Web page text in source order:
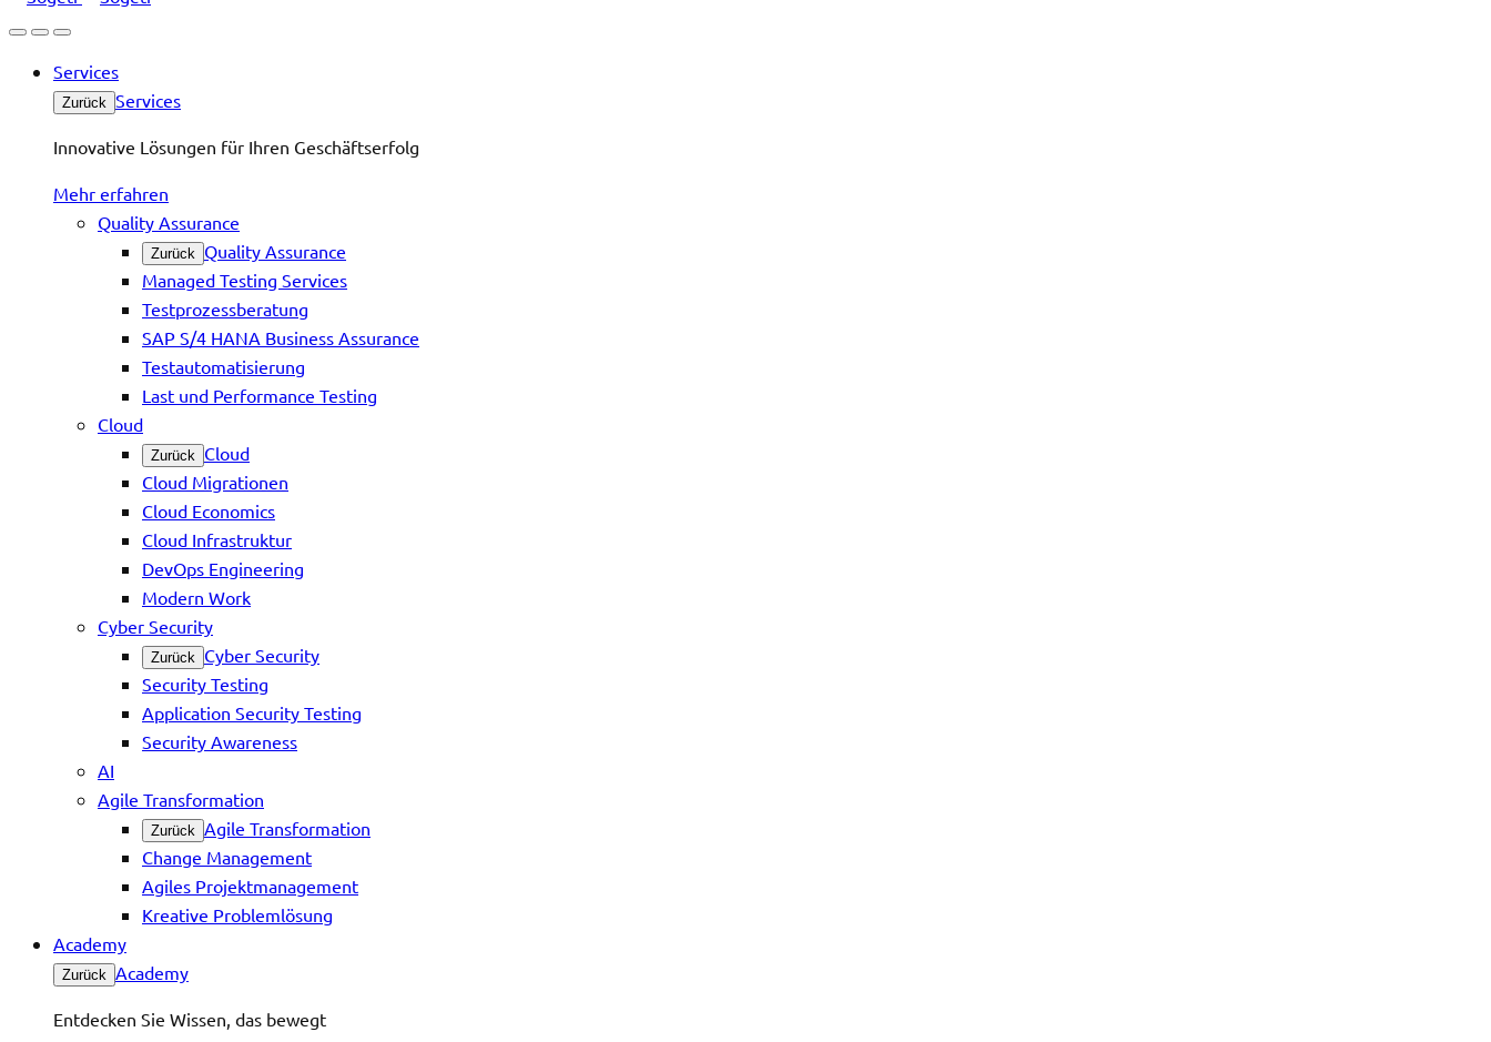
Services
Zurück Services
Innovative Lösungen für Ihren Geschäftserfolg
Mehr erfahren
Quality Assurance
Zurück Quality Assurance
Managed Testing Services
Testprozessberatung
SAP S/4 HANA Business Assurance
Testautomatisierung
Last und Performance Testing
Cloud
Zurück Cloud
Cloud Migrationen
Cloud Economics
Cloud Infrastruktur
DevOps Engineering
Modern Work
Cyber Security
Zurück Cyber Security
Security Testing
Application Security Testing
Security Awareness
AI
Agile Transformation
Zurück Agile Transformation
Change Management
Agiles Projektmanagement
Kreative Problemlösung
Academy
Zurück Academy
Entdecken Sie Wissen, das bewegt